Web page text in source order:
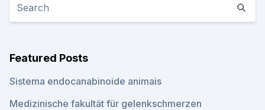
Featured Posts
Sistema endocanabinoide animais
Medizinische fakultät für gelenkschmerzen